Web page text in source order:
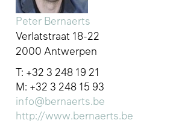
Peter Bernaerts
Verlatstraat 18-22
2000 Antwerpen
T: +32 3 248 19 21
M: +32 3 248 15 93
info@bernaerts.be
http://www.bernaerts.be